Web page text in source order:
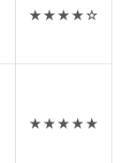
★★★★☆
★★★★★